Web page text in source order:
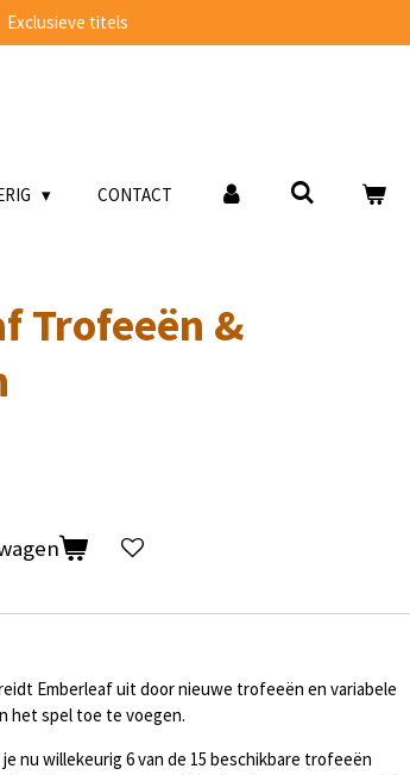
Exclusieve titels
CONTACT
Trofeeën &
Emberleaf uit door nieuwe trofeeën en variabele
het spel toe te voegen.
nu willekeurig 6 van de 15 beschikbare trofeeën